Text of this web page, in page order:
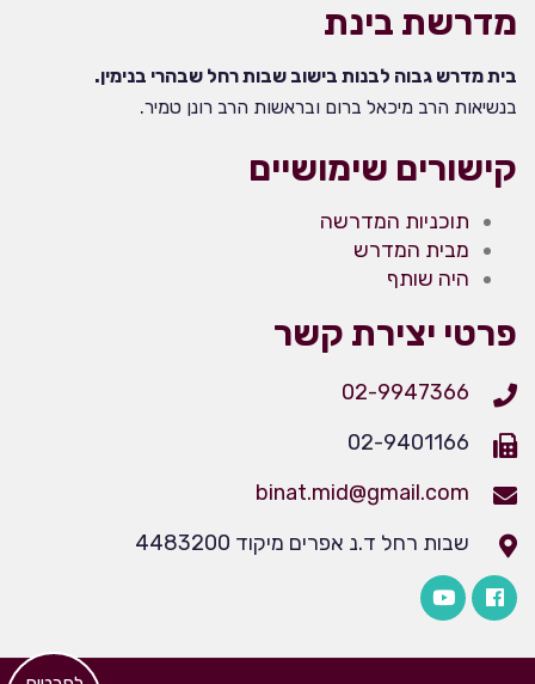
מדרשת בינת
בית מדרש גבוה לבנות בישוב שבות רחל שבהרי בנימין.
בנשיאות הרב מיכאל ברום ובראשות הרב רונן טמיר.
קישורים שימושיים
תוכניות המדרשה
מבית המדרש
היה שותף
פרטי יצירת קשר
02-9947366
02-9401166
binat.mid@gmail.com
שבות רחל ד.נ אפרים מיקוד 4483200